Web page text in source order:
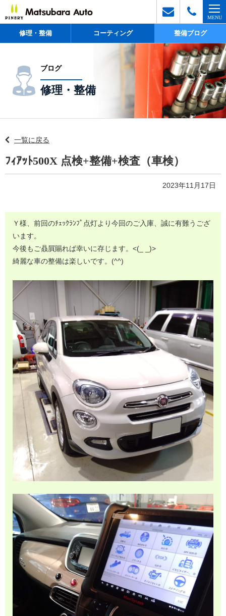
修理・整備 コーティング 整備ブログ
ブログ
修理・整備
一覧に戻る
ﾌｨｱｯﾄ500X 点検+整備+検査（車検）
2023年11月17日
Ｙ様、前回のﾁｪｯｸﾗﾝﾌﾟ点灯より今回のご入庫、誠に有難うござ
います。
今後もご贔屓賜れば幸いに存じます。<(_ _)>
綺麗な車の整備は楽しいです。(^^)